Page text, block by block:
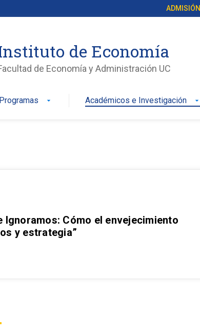
ADMISIÓN
de Economía
de Economía y Administración UC
Programas arrow_drop_down Académicos e Investigación arrow_drop_down
Ignoramos: Cómo el envejecimiento
y estrategia”